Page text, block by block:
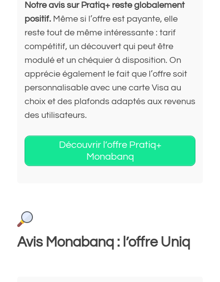
Notre avis sur Pratiq+ reste globalement
positif. Même si l’offre est payante, elle
reste tout de même intéressante : tarif
compétitif, un découvert qui peut être
modulé et un chéquier à disposition. On
apprécie également le fait que l’offre soit
personnalisable avec une carte Visa au
choix et des plafonds adaptés aux revenus
des utilisateurs.
Découvrir l’offre Pratiq+
Monabanq
Avis Monabanq : l’offre Uniq